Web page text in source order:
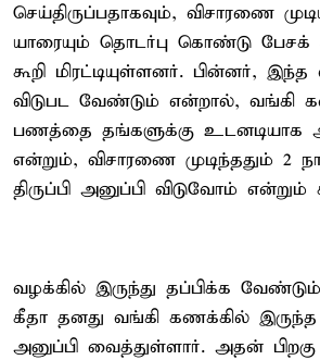
செய்திருப்பதாகவும், விசாரணை
யாரையும் தொடர்பு கொண்டு பேசக்
கூறி மிரட்டியுள்ளனர். பின்னர், இந்த
விடுபட வேண்டும் என்றால்,
பணத்தை தங்களுக்கு உடனடியாக
என்றும், விசாரணை முடிந்ததும் 2
திருப்பி அனுப்பி விடுவோம் என்றும்
வழக்கில் இருந்து தப்பிக்க
கீதா தனது வங்கி கணக்கில் இருந்த
அனுப்பி வைத்துள்ளார். அதன்